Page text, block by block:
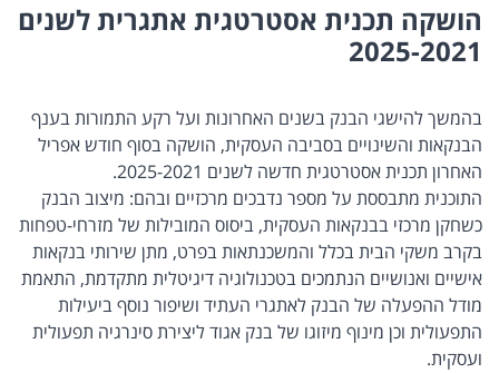
הושקה תכנית אסטרטגית אתגרית לשנים
2025-2021
בהמשך להישגי הבנק בשנים האחרונות ועל רקע התמורות בענף
הבנקאות והשינויים בסביבה העסקית, הושקה בסוף חודש אפריל
האחרון תכנית אסטרטגית חדשה לשנים 2025-2021.
התוכנית מתבססת על מספר נדבכים מרכזיים ובהם: מיצוב הבנק
כשחקן מרכזי בבנקאות העסקית, ביסוס המובילות של מזרחי-טפחות
בקרב משקי הבית בכלל והמשכנתאות בפרט, מתן שירותי בנקאות
אישיים ואנושיים הנתמכים בטכנולוגיה דיגיטלית מתקדמת, התאמת
מודל ההפעלה של הבנק לאתגרי העתיד ושיפור נוסף ביעילות
התפעולית וכן מינוף מיזוגו של בנק אגוד ליצירת סינרגיה תפעולית
ועסקית.